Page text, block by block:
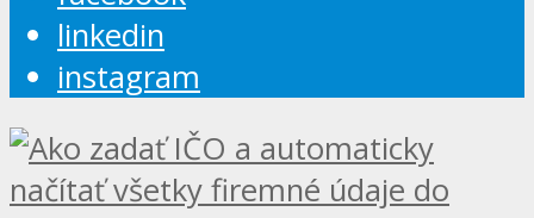
linkedin
instagram